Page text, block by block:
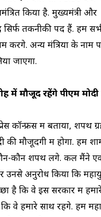
किया है. मुख्यमंत्री और
तकनीकी पद हैं. हम सभी
करेंगे. अन्य मंत्रियों के नाम
जाएगा.
में मौजूद रहेंगे पीएम मोदी
कॉन्फ्रेंस में बताया, शपथ
की मौजूदगी में होगा. हम
कौन शपथ लेंगे. कल मैंने
अनुरोध किया कि
है कि वे इस सरकार में
वे हमारे साथ रहेंगे. हम